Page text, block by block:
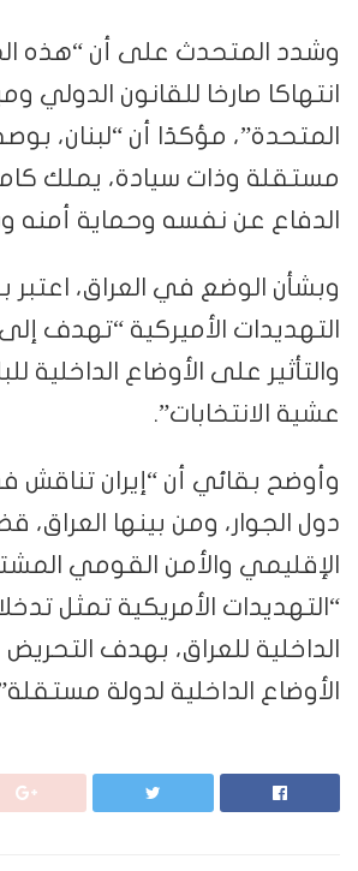
وشدد المتحدث على أن “هذه
انتهاكا صارخا للقانون الدولي
المتحدة”، مؤكدًا أن “لبنان،
مستقلة وذات سيادة، يملك
الدفاع عن نفسه وحماية أمنه
وبشأن الوضع في العراق، اعتبر
التهديدات الأميركية “تهدف
والتأثير على الأوضاع الداخلية
عشية الانتخابات”.
وأوضح بقائي أن “إيران
دول الجوار، ومن بينها العراق،
الإقليمي والأمن القومي
“التهديدات الأمريكية تمثل
الداخلية للعراق، بهدف التحريض
الأوضاع الداخلية لدولة